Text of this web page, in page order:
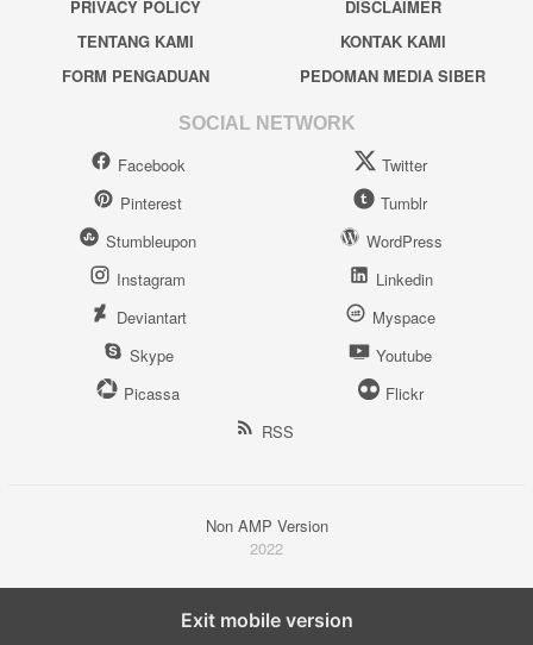
PRIVACY POLICY
DISCLAIMER
TENTANG KAMI
KONTAK KAMI
FORM PENGADUAN
PEDOMAN MEDIA SIBER
SOCIAL NETWORK
Facebook
Twitter
Pinterest
Tumblr
Stumbleupon
WordPress
Instagram
Linkedin
Deviantart
Myspace
Skype
Youtube
Picassa
Flickr
RSS
Non AMP Version
2022
Exit mobile version